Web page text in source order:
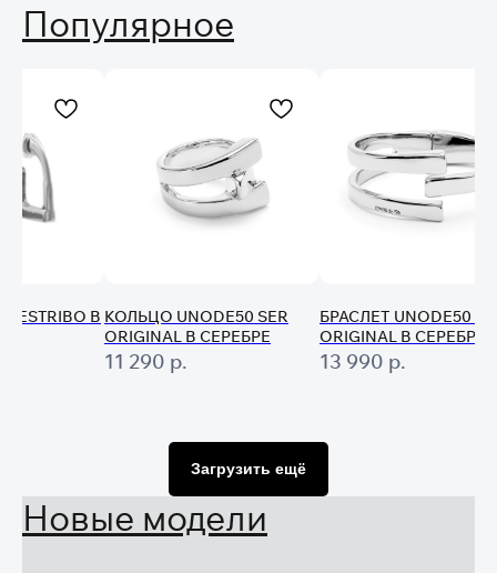
Популярное
ESTRIBO В КОЛЬЦО UNODE50 SER
ORIGINAL В СЕРЕБРЕ
11 290 р.
БРАСЛЕТ UNODE50
ORIGINAL В СЕРЕБРЕ
13 990 р.
Загрузить ещё
Новые модели